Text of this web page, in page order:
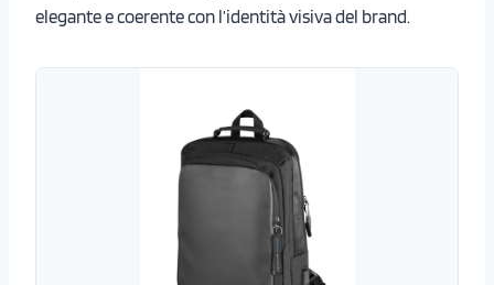
elegante e coerente con l’identità visiva del brand.